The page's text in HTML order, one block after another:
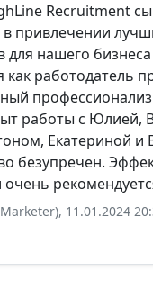
Recruitment
привлечении
для нашего
работодатель
работы с Юлией,
Екатериной и
безупречен.
очень
11.01.2024